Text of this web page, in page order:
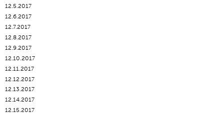
12.5.2017
12.6.2017
12.7.2017
12.8.2017
12.9.2017
12.10.2017
12.11.2017
12.12.2017
12.13.2017
12.14.2017
12.15.2017